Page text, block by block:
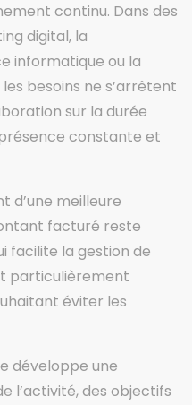
continu. Dans des
digital, la
informatique ou la
besoins ne s’arrêtent
sur la durée
constante et
d’une meilleure
facturé reste
facilite la gestion de
particulièrement
éviter les
développe une
l’activité, des objectifs